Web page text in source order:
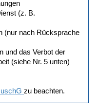
(z. B.
(nur nach Rücksprache
und das Verbot der
(siehe Nr. 5 unten)
zu beachten.